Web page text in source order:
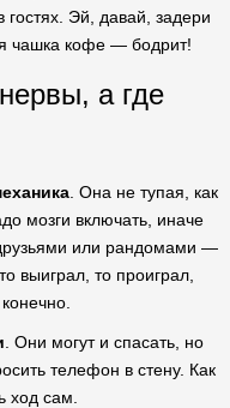
гостях. Эй, давай, задери
чашка кофе — бодрит!
а где
. Она не тупая, как
мозги включать, иначе
или рандомами —
выиграл, то проиграл,
. Они могут и спасать, но
телефон в стену. Как
ход сам.